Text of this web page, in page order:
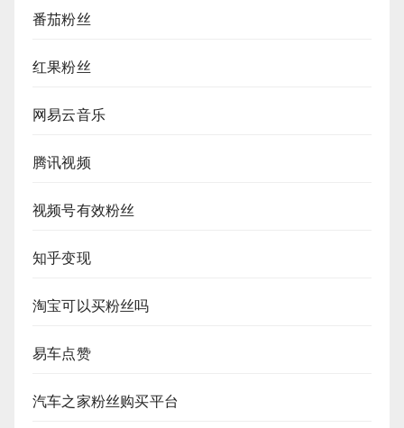
番茄粉丝
红果粉丝
网易云音乐
腾讯视频
视频号有效粉丝
知乎变现
淘宝可以买粉丝吗
易车点赞
汽车之家粉丝购买平台